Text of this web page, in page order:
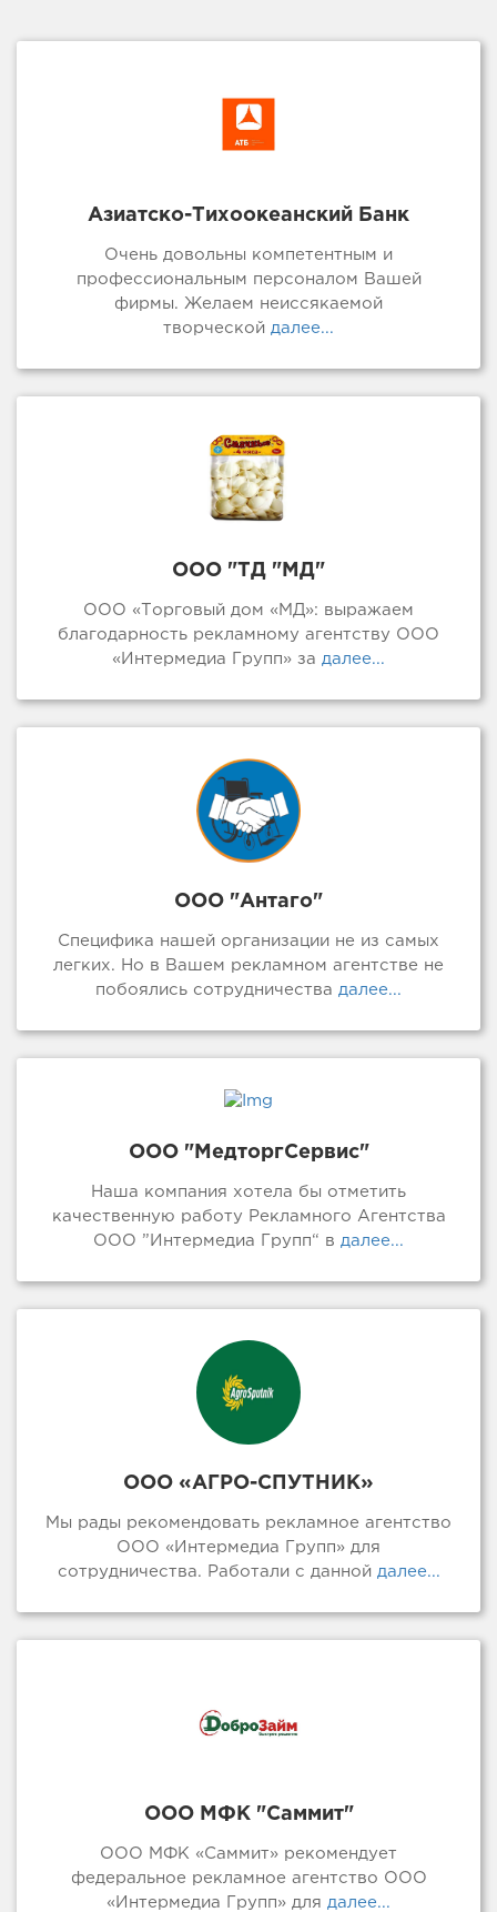
Азиатско-Тихоокеанский Банк
Очень довольны компетентным и
профессиональным персоналом Вашей
фирмы. Желаем неиссякаемой
творческой далее...
ООО "ТД "МД"
ООО «Торговый дом «МД»: выражаем
благодарность рекламному агентству ООО
«Интермедиа Групп» за далее...
ООО "Антаго"
Специфика нашей организации не из самых
легких. Но в Вашем рекламном агентстве не
побоялись сотрудничества далее...
ООО "МедторгСервис"
Наша компания хотела бы отметить
качественную работу Рекламного Агентства
ООО ”Интермедиа Групп“ в далее...
ООО «АГРО-СПУТНИК»
Мы рады рекомендовать рекламное агентство
ООО «Интермедиа Групп» для
сотрудничества. Работали с даннойдалее...
ООО МФК "Саммит"
ООО МФК «Саммит» рекомендует
федеральное рекламное агентство ООО
«Интермедиа Групп» для далее...